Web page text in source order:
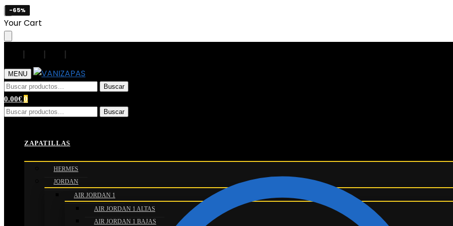
Skip
to
navigation
Skip
to
content
Your Cart
| | |
MENU
Buscar
por:
Buscar
0.00€ 0
Buscar
Buscar
ZAPATILLAS
HERMES
JORDAN
AIR JORDAN 1
AIR JORDAN 1 ALTAS
AIR JORDAN 1 BAJAS
-65%
-65%
-65%
-65%